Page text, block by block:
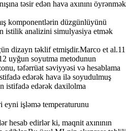
təsir edən hava axınını öyrənmək
komponentlərin düzgünlüyünü
istilik analizini simulyasiya etmək
dizayn təklif etmişdir.Marco et al.11
uyğun soyutma metodunun
təfərrüat səviyyəsi və hesablama
edərək hava ilə soyudulmuş
istifadə edərək daxilolma
eyni işləmə temperaturunu
edirlər ki, maqnit axınının